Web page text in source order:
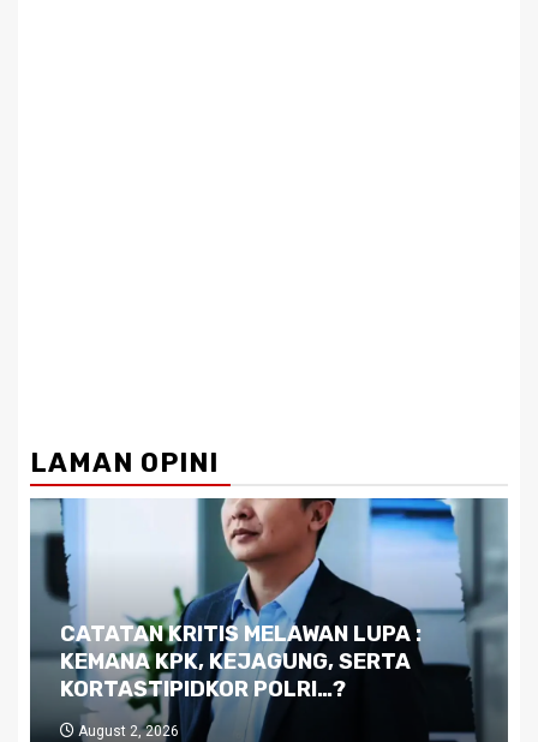
LAMAN OPINI
Dilema Kaltim di Tengah Krisis:
Kutukan Sumber Daya Alam dan
Pemimpin yang Tak Kreatif
July 29, 2026